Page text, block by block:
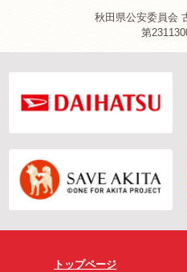
秋田県公安委員会
第
トップページ